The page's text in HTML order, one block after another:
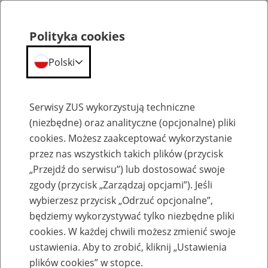
Emerytury, renty
Zaświadczenia z ZUS
Poniżej zamieszczone zostały aktualne formularze wniosków i
oświadczeń, których można używać w korespondencji formalnej z
Polityka cookies
Polski
Serwisy ZUS wykorzystują techniczne
(niezbędne) oraz analityczne (opcjonalne) pliki
cookies. Możesz zaakceptować wykorzystanie
przez nas wszystkich takich plików (przycisk
„Przejdź do serwisu”) lub dostosować swoje
zgody (przycisk „Zarządzaj opcjami”). Jeśli
wybierzesz przycisk „Odrzuć opcjonalne”,
będziemy wykorzystywać tylko niezbędne pliki
cookies. W każdej chwili możesz zmienić swoje
ustawienia. Aby to zrobić, kliknij „Ustawienia
plików cookies” w stopce.